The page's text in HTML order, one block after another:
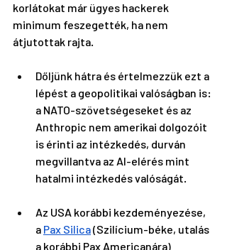
korlátokat már ügyes hackerek
minimum feszegették, ha nem
átjutottak rajta.
Dőljünk hátra és értelmezzük ezt a
lépést a geopolitikai valóságban is:
a NATO-szövetségeseket és az
Anthropic nem amerikai dolgozóit
is érinti az intézkedés, durván
megvillantva az AI-elérés mint
hatalmi intézkedés valóságát.
Az USA korábbi kezdeményezése,
a Pax Silica (Szilícium-béke, utalás
a korábbi Pax Americanára)